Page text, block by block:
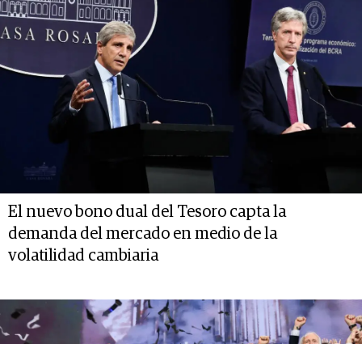
El nuevo bono dual del Tesoro capta la
demanda del mercado en medio de la
volatilidad cambiaria